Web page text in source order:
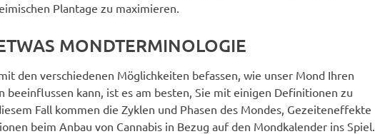
Plantage zu maximieren.
MONDTERMINOLOGIE
den verschiedenen Möglichkeiten befassen, wie unser Mond Ihren
beeinflussen kann, ist es am besten, Sie mit einigen Definitionen zu
Fall kommen die Zyklen und Phasen des Mondes, Gezeiteneffekte
beim Anbau von Cannabis in Bezug auf den Mondkalender ins Spiel.